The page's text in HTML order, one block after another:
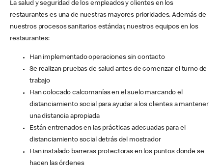
La salud y seguridad de los empleados y clientes en los
restaurantes es una de nuestras mayores prioridades. Además de
nuestros procesos sanitarios estándar, nuestros equipos en los
restaurantes:
Han implementado operaciones sin contacto
Se realizan pruebas de salud antes de comenzar el turno de
trabajo
Han colocado calcomanías en el suelo marcando el
distanciamiento social para ayudar a los clientes a mantener
una distancia apropiada
Están entrenados en las prácticas adecuadas para el
distanciamiento social detrás del mostrador
Han instalado barreras protectoras en los puntos donde se
hacen las órdenes